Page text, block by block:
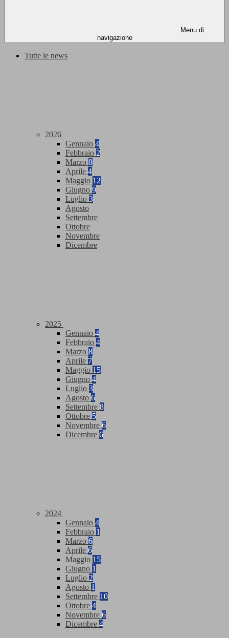
Menu di
navigazione
Tutte le news
2026
Gennaio 4
Febbraio 2
Marzo 8
Aprile 4
Maggio 12
Giugno 9
Luglio 3
Agosto
Settembre
Ottobre
Novembre
Dicembre
2025
Gennaio 4
Febbraio 4
Marzo 8
Aprile 7
Maggio 15
Giugno 4
Luglio 3
Agosto 6
Settembre 8
Ottobre 5
Novembre 6
Dicembre 6
2024
Gennaio 4
Febbraio 1
Marzo 6
Aprile 6
Maggio 15
Giugno 1
Luglio 2
Agosto 1
Settembre 10
Ottobre 4
Novembre 6
Dicembre 4